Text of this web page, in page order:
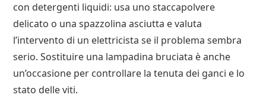
con detergenti liquidi: usa uno staccapolvere
delicato o una spazzolina asciutta e valuta
l’intervento di un elettricista se il problema sembra
serio. Sostituire una lampadina bruciata è anche
un’occasione per controllare la tenuta dei ganci e lo
stato delle viti.